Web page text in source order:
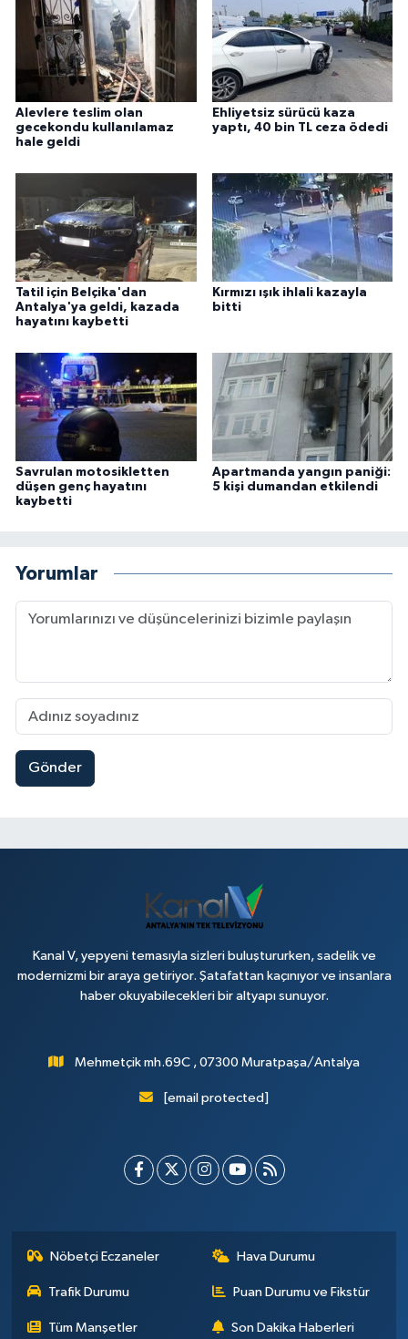
Alevlere teslim olan
gecekondu kullanılamaz
hale geldi
Ehliyetsiz sürücü kaza
yaptı, 40 bin TL ceza ödedi
Tatil için Belçika'dan
Antalya'ya geldi, kazada
hayatını kaybetti
Kırmızı ışık ihlali kazayla
bitti
Savrulan motosikletten
düşen genç hayatını
kaybetti
Apartmanda yangın paniği:
5 kişi dumandan etkilendi
Yorumlar
Gönder
Kanal V, yepyeni temasıyla sizleri buluştururken, sadelik ve
modernizmi bir araya getiriyor. Şatafattan kaçınıyor ve insanlara
haber okuyabilecekleri bir altyapı sunuyor.
Mehmetçik mh.69C , 07300 Muratpaşa/Antalya
[email protected]
Nöbetçi Eczaneler Hava Durumu
Trafik Durumu Puan Durumu ve Fikstür
Tüm Manşetler Son Dakika Haberleri